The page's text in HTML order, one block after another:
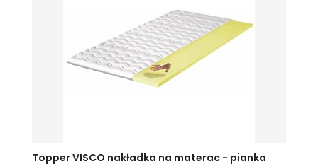
Topper VISCO nakładka na materac - pianka